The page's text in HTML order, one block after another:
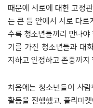
때문에 서로에 대한 고정
는 큰 틀 안에서 서로 다르
수록 청소년들끼리 만나
기를 가진 청소년들과 대
지하고 인정하고 존중까
처음에는 청소년들이 사
활동을 진행했고, 플리마